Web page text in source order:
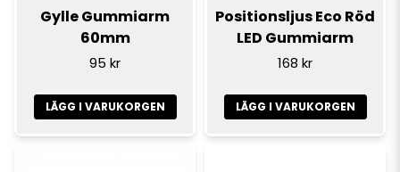
Gylle Gummiarm
60mm
95 kr
LÄGG I VARUKORGEN
Positionsljus Eco Röd
LED Gummiarm
168 kr
LÄGG I VARUKORGEN